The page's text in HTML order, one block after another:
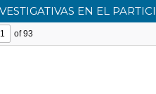
EN EL